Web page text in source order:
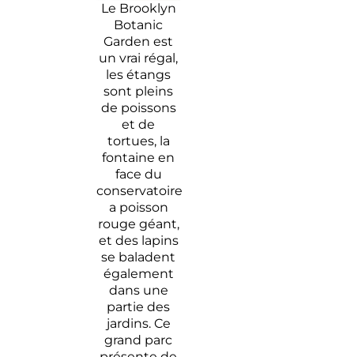
Le Brooklyn
Botanic
Garden est
un vrai régal,
les étangs
sont pleins
de poissons
et de
tortues, la
fontaine en
face du
conservatoire
a poisson
rouge géant,
et des lapins
se baladent
également
dans une
partie des
jardins. Ce
grand parc